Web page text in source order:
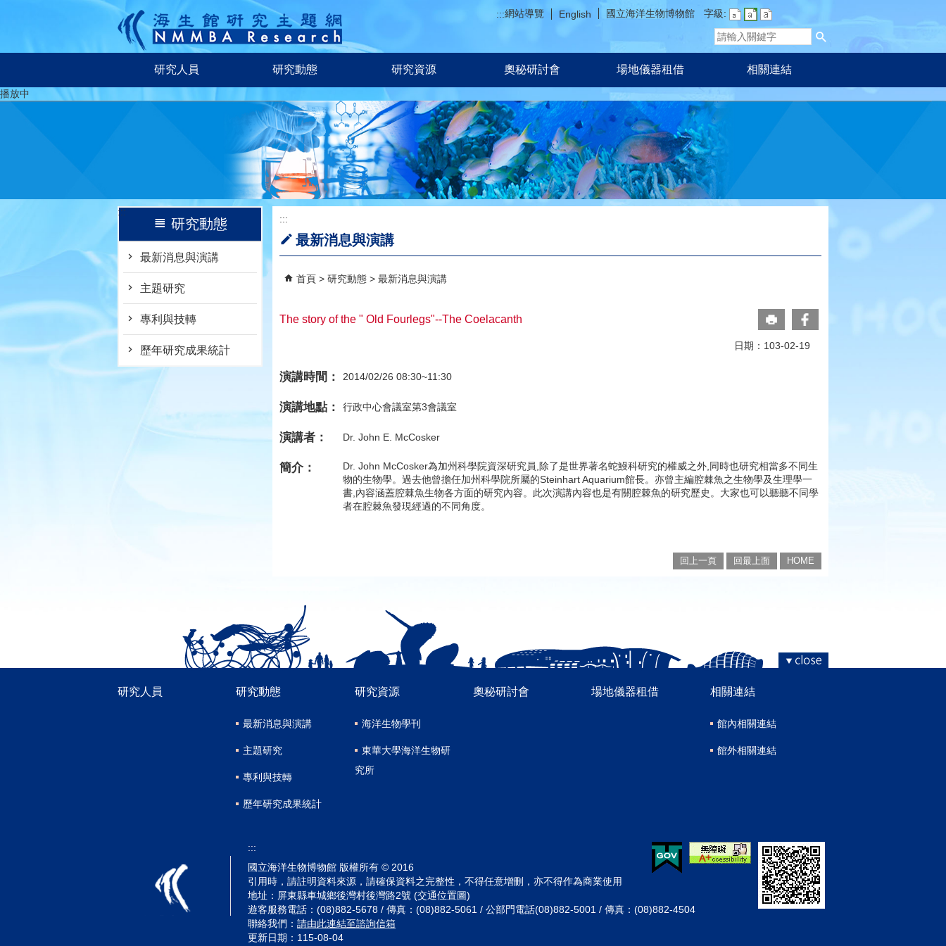
:::網站導覽 English 國立海洋生物博物館 字級:
研究人員 研究動態 研究資源 奧秘研討會 場地儀器租借 相關連結
播放中
:::
研究動態
最新消息與演講
主題研究
專利與技轉
歷年研究成果統計
:::
最新消息與演講
首頁 研究動態 最新消息與演講
The story of the " Old Fourlegs"--The Coelacanth
日期：103-02-19
演講時間： 2014/02/26 08:30~11:30
演講地點： 行政中心會議室第3會議室
演講者： Dr. John E. McCosker
簡介：
Dr. John McCosker為加州科學院資深研究員,除了是世界著名蛇鰻科研究的權威之外,同時也研究相當多不同生
物的生物學。過去他曾擔任加州科學院所屬的Steinhart Aquarium館長。亦曾主編腔棘魚之生物學及生理學一
書,內容涵蓋腔棘魚生物各方面的研究內容。此次演講內容也是有關腔棘魚的研究歷史。大家也可以聽聽不同學
者在腔棘魚發現經過的不同角度。
回上一頁 回最上面 HOME
研究人員 研究動態
最新消息與演講
主題研究
專利與技轉
歷年研究成果統計
研究資源
海洋生物學刊
東華大學海洋生物研
究所
奧秘研討會 場地儀器租借 相關連結
館內相關連結
館外相關連結
:::
國立海洋生物博物館 版權所有 © 2016
引用時，請註明資料來源，請確保資料之完整性，不得任意增刪，亦不得作為商業使用
地址：屏東縣車城鄉後灣村後灣路2號 (交通位置圖)
遊客服務電話：(08)882-5678 / 傳真：(08)882-5061 / 公部門電話(08)882-5001 / 傳真：(08)882-4504
聯絡我們： 請由此連結至諮詢信箱
更新日期： 115-08-04